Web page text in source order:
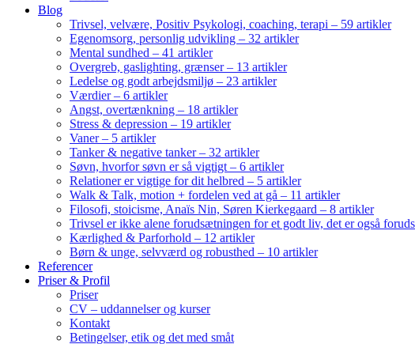
Blog
Trivsel, velvære, Positiv Psykologi, coaching, terapi – 59 artikler
Egenomsorg, personlig udvikling – 32 artikler
Mental sundhed – 41 artikler
Overgreb, gaslighting, grænser – 13 artikler
Ledelse og godt arbejdsmiljø – 23 artikler
Værdier – 6 artikler
Angst, overtænkning – 18 artikler
Stress & depression – 19 artikler
Vaner – 5 artikler
Tanker & negative tanker – 32 artikler
Søvn, hvorfor søvn er så vigtigt – 6 artikler
Relationer er vigtige for dit helbred – 5 artikler
Walk & Talk, motion + fordelen ved at gå – 11 artikler
Filosofi, stoicisme, Anaïs Nin, Søren Kierkegaard – 8 artikler
Trivsel er ikke alene forudsætningen for et godt liv, det er også
Kærlighed & Parforhold – 12 artikler
Børn & unge, selvværd og robusthed – 10 artikler
Referencer
Priser & Profil
Priser
CV – uddannelser og kurser
Kontakt
Betingelser, etik og det med småt